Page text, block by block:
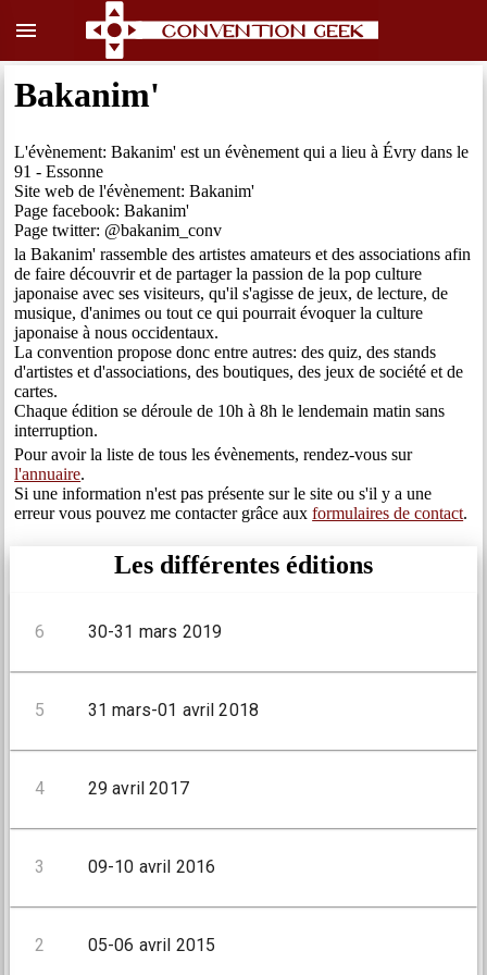
menu
Bakanim'
L'évènement: Bakanim' est un évènement qui a lieu à Évry dans le
91 - Essonne
Site web de l'évènement: Bakanim'
Page facebook: Bakanim'
Page twitter: @bakanim_conv
la Bakanim' rassemble des artistes amateurs et des associations afin
de faire découvrir et de partager la passion de la pop culture
japonaise avec ses visiteurs, qu'il s'agisse de jeux, de lecture, de
musique, d'animes ou tout ce qui pourrait évoquer la culture
japonaise à nous occidentaux.
La convention propose donc entre autres: des quiz, des stands
d'artistes et d'associations, des boutiques, des jeux de société et de
cartes.
Chaque édition se déroule de 10h à 8h le lendemain matin sans
interruption.
Pour avoir la liste de tous les évènements, rendez-vous sur
l'annuaire.
Si une information n'est pas présente sur le site ou s'il y a une
erreur vous pouvez me contacter grâce auxformulaires de contact.
Les différentes éditions
6 30-31 mars 2019
5 31 mars-01 avril 2018
4 29 avril 2017
3 09-10 avril 2016
2 05-06 avril 2015